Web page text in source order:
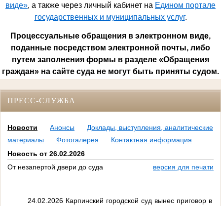
виде», а также через личный кабинет на Едином портале
государственных и муниципальных услуг.
Процессуальные обращения в электронном виде,
поданные посредством электронной почты, либо
путем заполнения формы в разделе «Обращения
граждан» на сайте суда не могут быть приняты судом.
ПРЕСС-СЛУЖБА
Новости Анонсы
Доклады, выступления, аналитические
материалы
Фотогалерея
Контактная информация
Новость от 26.02.2026
От незапертой двери до суда
версия для печати
24.02.2026 Карпинский городской суд вынес приговорв